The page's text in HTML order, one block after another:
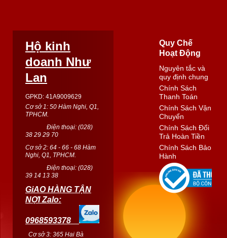
Hộ kinh
doanh Như
Lan
GPKD: 41A9009629
Cơ sở 1: 50 Hàm Nghi, Q1,
TPHCM.
Điện thoại: (028)
38 29 29 70
Cơ sở 2: 64 - 66 - 68 Hàm
Nghi, Q1, TPHCM.
Điện thoại: (028)
39 14 13 38
GiAO HÀNG TẬN
NỢI Zalo:
0968593378
Cơ sở 3: 365 Hai Bà
Quy Chế
Hoạt Động
Nguyên tắc và
quy định chung
Chính Sách
Thanh Toán
Chính Sách Vận
Chuyển
Chính Sách Đổi
Trả Hoàn Tiền
Chính Sách Bảo
Hành